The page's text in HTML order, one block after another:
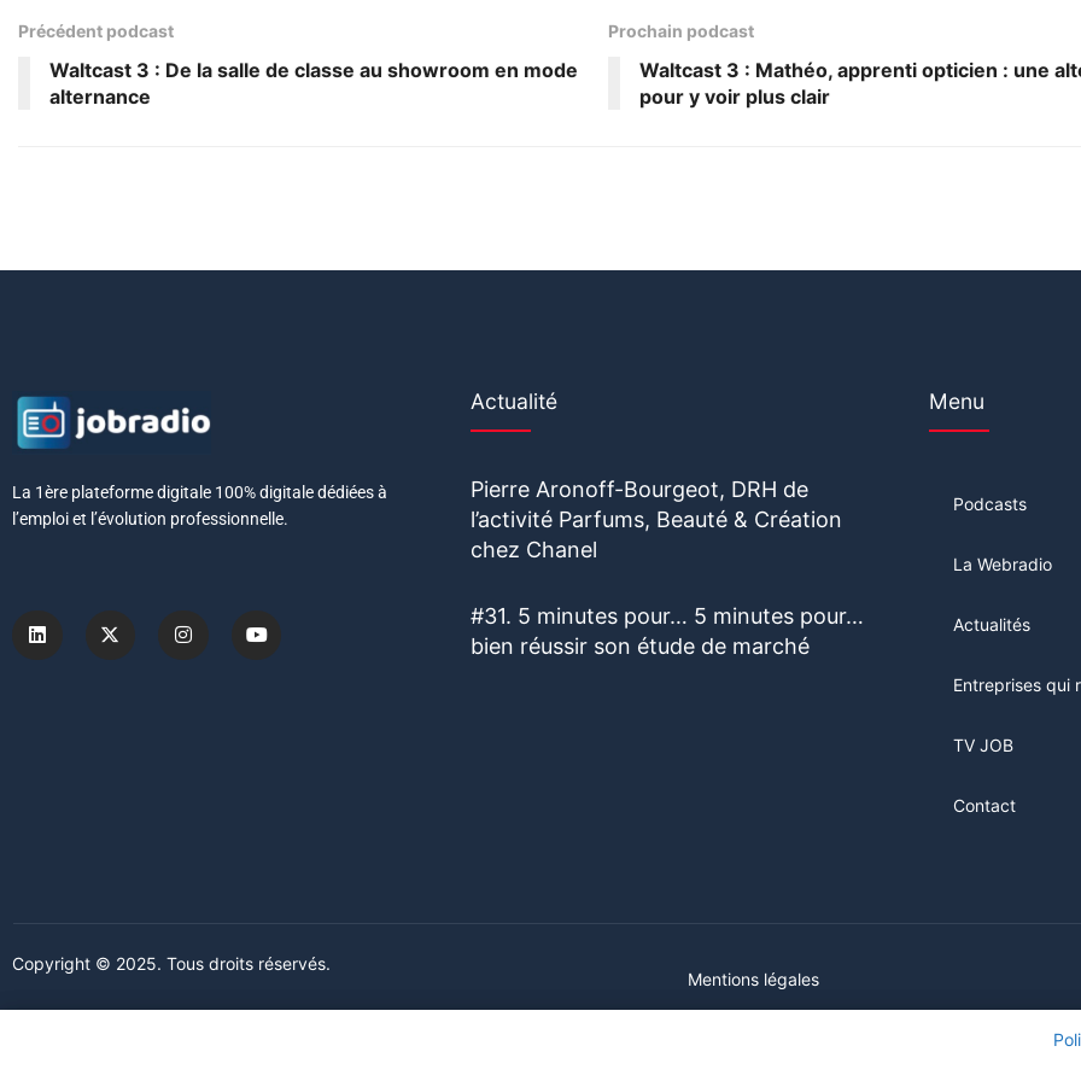
Précédent podcast
Waltcast 3 : De la salle de classe au showroom en mode
alternance
Prochain podcast
Waltcast 3 : Mathéo, apprenti opticien : une
pour y voir plus clair
La 1ère plateforme digitale 100% digitale dédiées à
l’emploi et l’évolution professionnelle.
Actualité
Pierre Aronoff-Bourgeot, DRH de
l’activité Parfums, Beauté & Création
chez Chanel
#31. 5 minutes pour… 5 minutes pour…
bien réussir son étude de marché
Menu
Podcasts
La Webradio
Actualités
Entreprises qui
TV JOB
Contact
Copyright © 2025. Tous droits réservés.
Mentions légales